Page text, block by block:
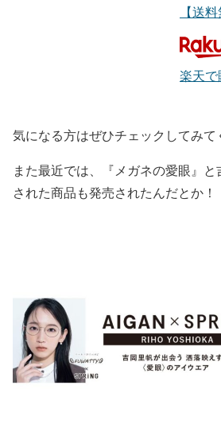
【送
楽天で
気になる方はぜひチェックしてみて
また最近では、
『メガネの愛眼』
された商品も発売されたんだとか！